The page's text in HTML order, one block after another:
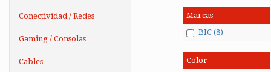
Conectividad / Redes
Gaming / Consolas
Cables
Marcas
BIC (8)
Color